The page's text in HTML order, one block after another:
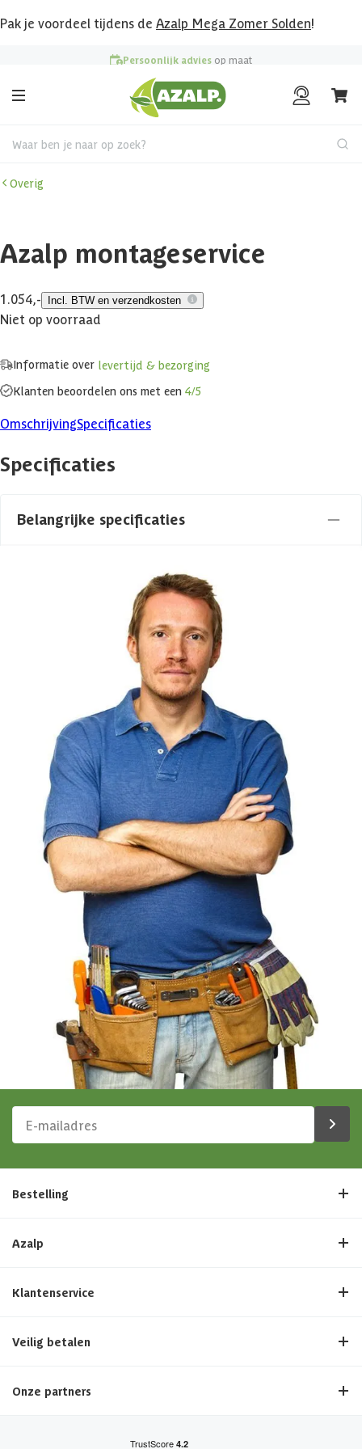
Pak je voordeel tijdens de Azalp Mega Zomer Solden!
Persoonlijk advies op maat
Waar ben je naar op zoek?
Overig
Azalp montageservice
1.054,- Incl. BTW en verzendkosten
Niet op voorraad
Informatie over levertijd & bezorging
Klanten beoordelen ons met een 4/5
OmschrijvingSpecificaties
Specificaties
Belangrijke specificaties
Out of stock
21-086-0033-0
1021086003302
bij Trustpilot
Luxe assortiment
tegen scherpe prijzen
Maatwerk:We maken het betaalbaar.
02-808 7100
Direct antwoord
Chat met ons
Stel direct uw vraag
Klantenservice
Binnen 1 werkdag antwoord
Schrijf je in voor onze nieuwsbrief
Maak van je tuin een droomtuin! Ontvang exclusieve
aanbiedingen en blijf als eerste op de hoogte van ons
assortiment!
Bestelling
Azalp
Klantenservice
Veilig betalen
Onze partners